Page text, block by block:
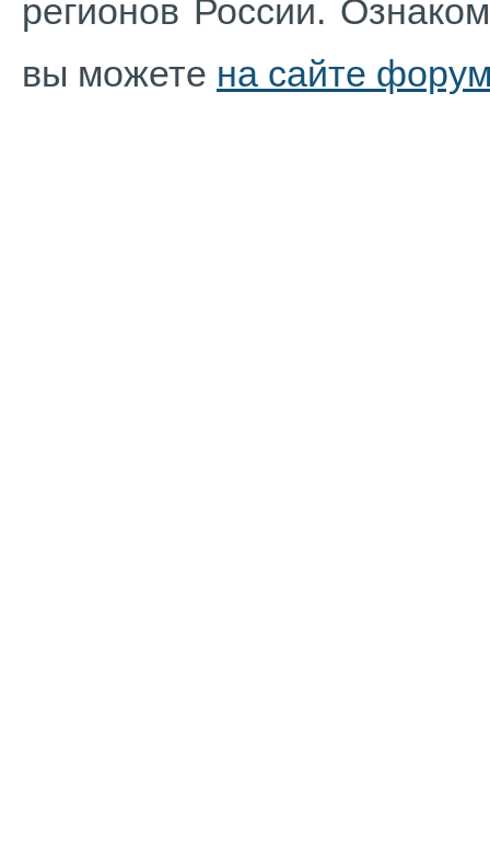
регионов России.
вы можете на сайте